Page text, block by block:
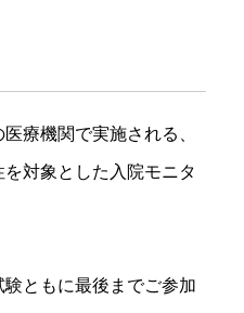
療機関で実施される、
対象とした入院モニタ
ともに最後までご参加